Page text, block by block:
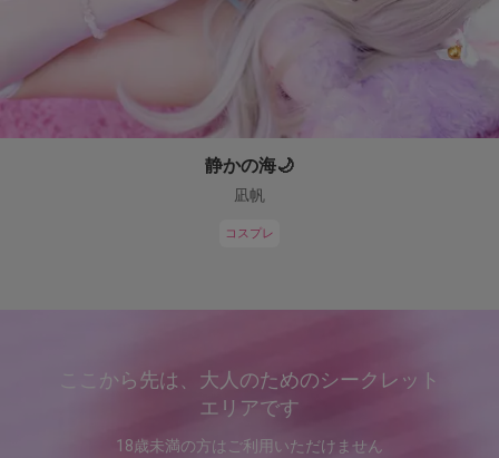
静かの海🌙
凪帆
コスプレ
ここから先は、大人のためのシークレット
エリアです
18歳未満の方はご利用いただけません